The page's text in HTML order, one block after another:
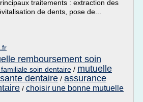
traitements : extraction des
de dents, pose de...
remboursement soin
soin dentaire / mutuelle
dentaire / assurance
/ choisir une bonne mutuelle